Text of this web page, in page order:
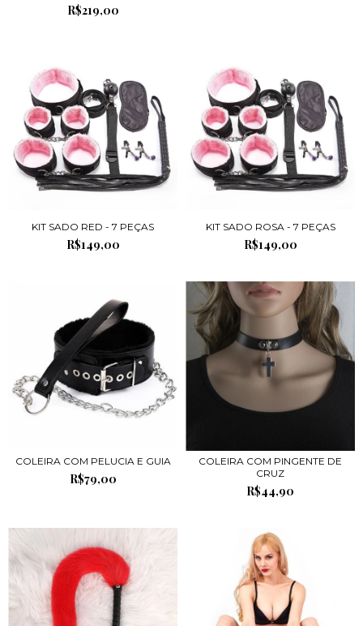
R$219,00
KIT SADO RED - 7 PEÇAS
R$149,00
KIT SADO ROSA - 7 PEÇAS
R$149,00
COLEIRA COM PELUCIA E GUIA
R$79,00
COLEIRA COM PINGENTE DE
CRUZ
R$44,90